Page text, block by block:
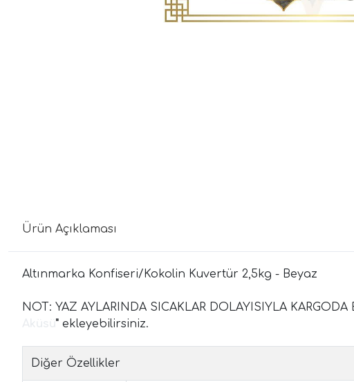
Ürün Açıklaması
Altınmarka Konfiseri/Kokolin Kuvertür 2,5kg - Beyaz
NOT: YAZ AYLARINDA SICAKLAR DOLAYISIYLA
" ekleyebilirsiniz.
Diğer Özellikler